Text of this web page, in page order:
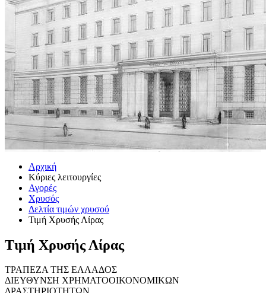
Αρχική
Κύριες λειτουργίες
Αγορές
Χρυσός
Δελτία τιμών χρυσού
Τιμή Χρυσής Λίρας
Τιμή Χρυσής Λίρας
ΤΡΑΠΕΖΑ ΤΗΣ ΕΛΛΑΔΟΣ
ΔΙΕΥΘΥΝΣΗ ΧΡΗΜΑΤΟΟΙΚΟΝΟΜΙΚΩΝ